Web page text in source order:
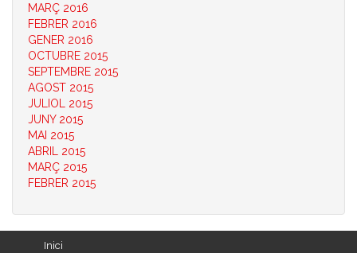
MARÇ 2016
FEBRER 2016
GENER 2016
OCTUBRE 2015
SEPTEMBRE 2015
AGOST 2015
JULIOL 2015
JUNY 2015
MAI 2015
ABRIL 2015
MARÇ 2015
FEBRER 2015
Inici